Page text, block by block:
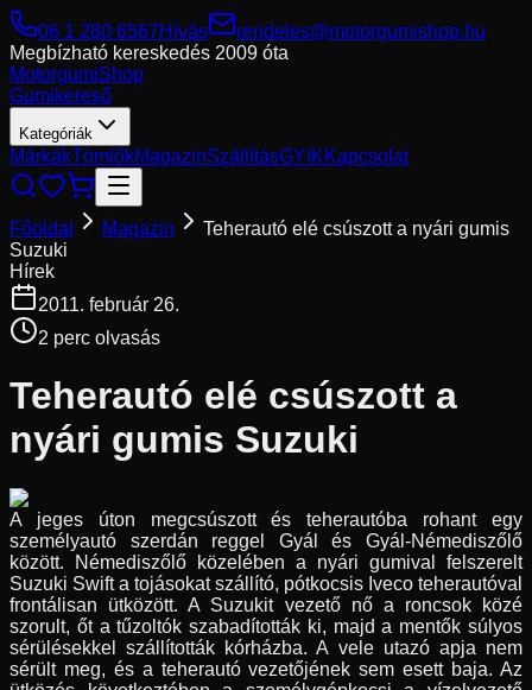
06 1 280 6567Hívás
rendeles@motorgumishop.hu
Megbízható kereskedés 2009 óta
MotorgumiShop
Gumikereső
Kategóriák
MárkákTömlőkMagazinSzállításGYIKKapcsolat
Főoldal Magazin
Teherautó elé csúszott a nyári gumis
Suzuki
Hírek
2011. február 26.
2 perc olvasás
Teherautó elé csúszott a
nyári gumis Suzuki
A jeges úton megcsúszott és teherautóba rohant egy
személyautó szerdán reggel Gyál és Gyál-Némediszőlő
között. Némediszőlő közelében a nyári gumival felszerelt
Suzuki Swift a tojásokat szállító, pótkocsis Iveco teherautóval
frontálisan ütközött. A Suzukit vezető nő a roncsok közé
szorult, őt a tűzoltók szabadították ki, majd a mentők súlyos
sérülésekkel szállították kórházba. A vele utazó apja nem
sérült meg, és a teherautó vezetőjének sem esett baja. Az